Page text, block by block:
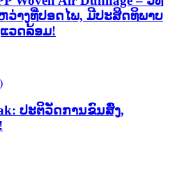
ວ່າງທີ່ປອດໄພ, ມີປະສິດທິພາບ
ວດລ້ອມ!
ປະຕິວັດການຂົນສົ່ງ,